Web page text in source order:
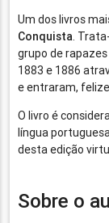
Um dos livros
Conquista.
grupo de
1883 e 1886
e entraram,
O livro é
língua
desta edição
Sobre o